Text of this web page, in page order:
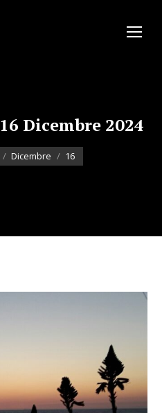
16 Dicembre 2024
Dicembre 16